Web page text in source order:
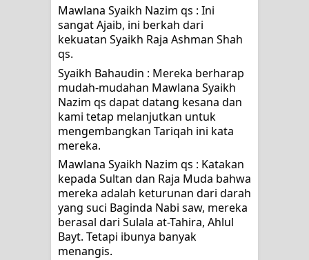
Mawlana Syaikh Nazim qs : Ini
sangat Ajaib, ini berkah dari
kekuatan Syaikh Raja Ashman Shah
qs.
Syaikh Bahaudin : Mereka berharap
mudah-mudahan Mawlana Syaikh
Nazim qs dapat datang kesana dan
kami tetap melanjutkan untuk
mengembangkan Tariqah ini kata
mereka.
Mawlana Syaikh Nazim qs : Katakan
kepada Sultan dan Raja Muda bahwa
mereka adalah keturunan dari darah
yang suci Baginda Nabi saw, mereka
berasal dari Sulala at-Tahira, Ahlul
Bayt. Tetapi ibunya banyak
menangis.